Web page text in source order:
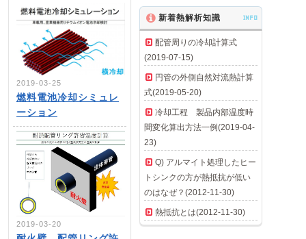
2019-03-25
燃料電池冷却シミュレ
ーション
2019-03-20
新着熱解析知識 INFO
配管周りの冷却計算式
(2019-07-15)
円管の外側自然対流熱計算
式(2019-05-20)
冷却工程 製品内部温度時
間変化算出方法一例(2019-04-
23)
Q) アルマイト処理したヒー
トシンクの方が熱抵抗が低い
のはなぜ？(2012-11-30)
熱抵抗とは(2012-11-30)